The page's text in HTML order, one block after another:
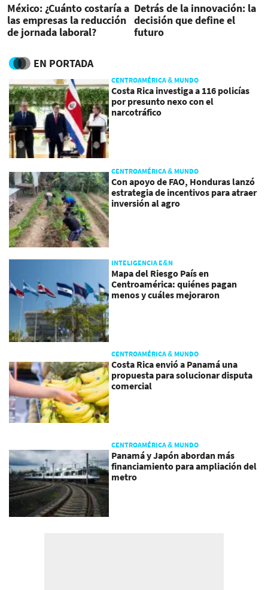
México: ¿Cuánto costaría a
las empresas la reducción
de jornada laboral?
Detrás de la innovación: la
decisión que define el
futuro
EN PORTADA
CENTROAMÉRICA & MUNDO
Costa Rica investiga a 116 policías
por presunto nexo con el
narcotráfico
CENTROAMÉRICA & MUNDO
Con apoyo de FAO, Honduras lanzó
estrategia de incentivos para atraer
inversión al agro
INTELIGENCIA E&N
Mapa del Riesgo País en
Centroamérica: quiénes pagan
menos y cuáles mejoraron
CENTROAMÉRICA & MUNDO
Costa Rica envió a Panamá una
propuesta para solucionar disputa
comercial
CENTROAMÉRICA & MUNDO
Panamá y Japón abordan más
financiamiento para ampliación del
metro